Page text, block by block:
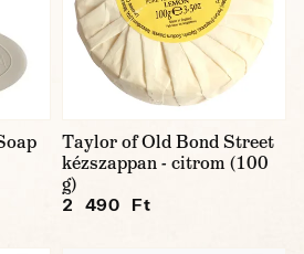
Taylor of Old Bond Street
kézszappan - citrom (100
g)
2 490 Ft